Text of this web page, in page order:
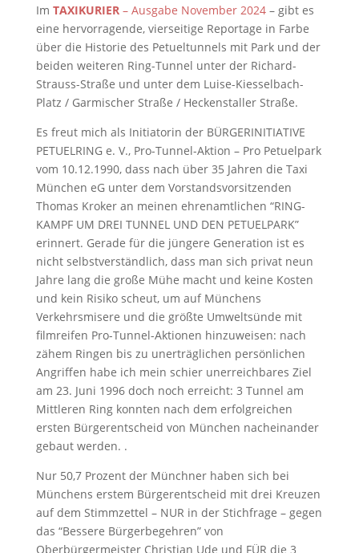
Im TAXIKURIER – Ausgabe November 2024 – gibt es
eine hervorragende, vierseitige Reportage in Farbe
über die Historie des Petueltunnels mit Park und der
beiden weiteren Ring-Tunnel unter der Richard-
Strauss-Straße und unter dem Luise-Kiesselbach-
Platz / Garmischer Straße / Heckenstaller Straße.
Es freut mich als Initiatorin der BÜRGERINITIATIVE
PETUELRING e. V., Pro-Tunnel-Aktion – Pro Petuelpark
vom 10.12.1990, dass nach über 35 Jahren die Taxi
München eG unter dem Vorstandsvorsitzenden
Thomas Kroker an meinen ehrenamtlichen “RING-
KAMPF UM DREI TUNNEL UND DEN PETUELPARK”
erinnert. Gerade für die jüngere Generation ist es
nicht selbstverständlich, dass man sich privat neun
Jahre lang die große Mühe macht und keine Kosten
und kein Risiko scheut, um auf Münchens
Verkehrsmisere und die größte Umweltsünde mit
filmreifen Pro-Tunnel-Aktionen hinzuweisen: nach
zähem Ringen bis zu unerträglichen persönlichen
Angriffen habe ich mein schier unerreichbares Ziel
am 23. Juni 1996 doch noch erreicht: 3 Tunnel am
Mittleren Ring konnten nach dem erfolgreichen
ersten Bürgerentscheid von München nacheinander
gebaut werden. .
Nur 50,7 Prozent der Münchner haben sich bei
Münchens erstem Bürgerentscheid mit drei Kreuzen
auf dem Stimmzettel – NUR in der Stichfrage – gegen
das “Bessere Bürgerbegehren” von
Oberbürgermeister Christian Ude und FÜR die 3